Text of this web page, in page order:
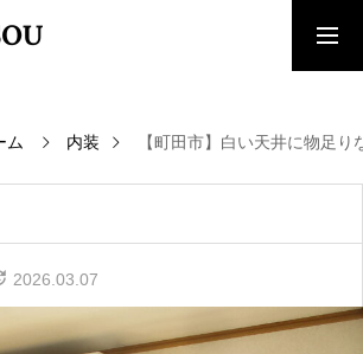
ム 内装 【町田市】白い天井に物足
2026.03.07